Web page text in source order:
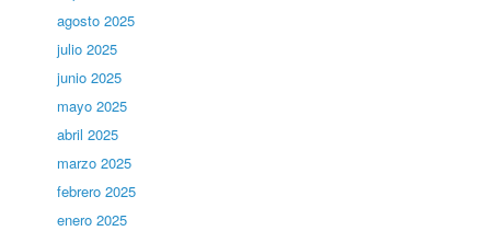
agosto 2025
julio 2025
junio 2025
mayo 2025
abril 2025
marzo 2025
febrero 2025
enero 2025